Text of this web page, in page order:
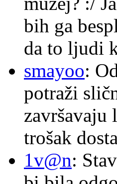
bih ga
da to ljudi
smayoo:
potraži
završavaju
trošak
1v@n: